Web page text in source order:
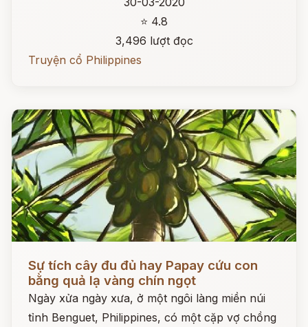
⭐ 4.8
3,496 lượt đọc
Truyện cổ Philippines
Sự tích cây đu đủ hay Papay cứu con
bằng quả lạ vàng chín ngọt
Ngày xửa ngày xưa, ở một ngôi làng miền núi
tỉnh Benguet, Philippines, có một cặp vợ chồng